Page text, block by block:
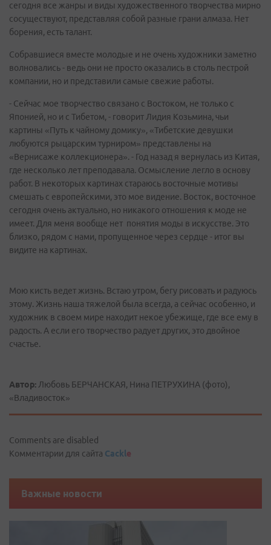
сегодня все жанры и виды художественного творчества мирно
сосуществуют, представляя собой разные грани алмаза. Нет
борения, есть талант.
Собравшиеся вместе молодые и не очень художники заметно
волновались - ведь они не просто оказались в столь пестрой
компании, но и представили самые свежие работы.
- Сейчас мое творчество связано с Востоком, не только с
Японией, но и с Тибетом, - говорит Лидия Козьмина, чьи
картины «Путь к чайному домику», «Тибетские девушки
любуются рыцарским турниром» представлены на
«Вернисаже коллекционера». - Год назад я вернулась из Китая,
где несколько лет преподавала. Осмысление легло в основу
работ. В некоторых картинах стараюсь восточные мотивы
смешать с европейскими, это мое видение. Восток, восточное
сегодня очень актуально, но никакого отношения к моде не
имеет. Для меня вообще нет понятия моды в искусстве. Это
близко, рядом с нами, пропущенное через сердце - итог вы
видите на картинах.
Мою кисть ведет жизнь. Встаю утром, бегу рисовать и радуюсь
этому. Жизнь наша тяжелой была всегда, а сейчас особенно, и
художник в своем мире находит некое убежище, где все ему в
радость. А если его творчество радует других, это двойное
счастье.
Автор: Любовь БЕРЧАНСКАЯ, Нина ПЕТРУХИНА (фото),
«Владивосток»
Comments are disabled
Комментарии для сайта Cackle
Важные новости